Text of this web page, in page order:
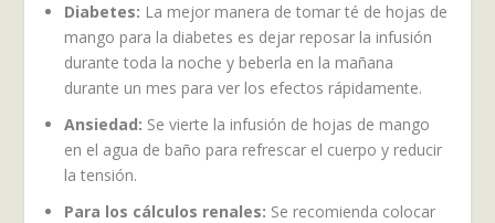
Diabetes: La mejor manera de tomar té de hojas de
mango para la diabetes es dejar reposar la infusión
durante toda la noche y beberla en la mañana
durante un mes para ver los efectos rápidamente.
Ansiedad: Se vierte la infusión de hojas de mango
en el agua de baño para refrescar el cuerpo y reducir
la tensión.
Para los cálculos renales: Se recomienda colocar